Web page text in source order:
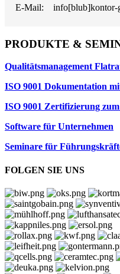
E-Mail:
info[blub]kontor-
PRODUKTE &
Qualitätsmanagement
ISO 9001 Dokumentation
ISO 9001 Zertifizierung
Software für Unternehmen
Seminare für
FOLGEN SIE UNS